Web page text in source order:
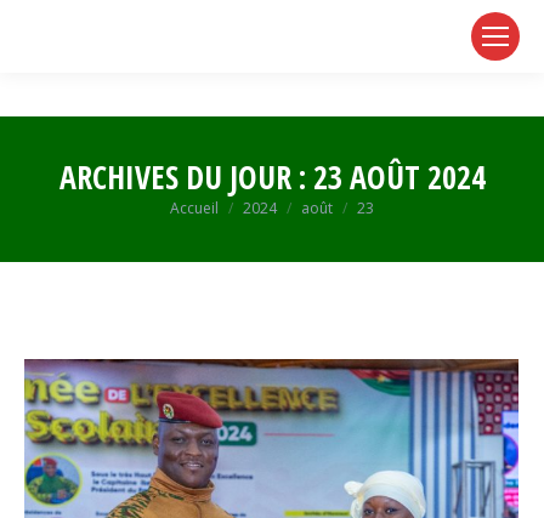
ARCHIVES DU JOUR : 23 AOÛT 2024
Vous êtes ici :
Accueil 2024 août 23